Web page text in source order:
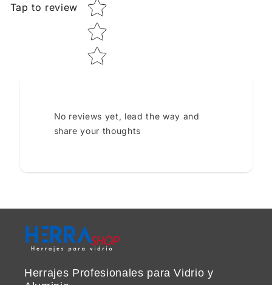
Tap to review
No reviews yet, lead the way and
share your thoughts
Herrajes Profesionales para Vidrio y